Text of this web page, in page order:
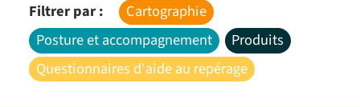
Filtrer par :
Cartographie
Posture et accompagnement
Produits
Questionnaires d'aide au repérage